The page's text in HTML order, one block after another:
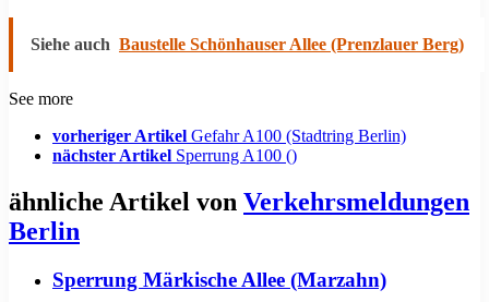
Siehe auch Baustelle Schönhauser Allee (Prenzlauer Berg)
See more
vorheriger Artikel Gefahr A100 (Stadtring Berlin)
nächster Artikel Sperrung A100 ()
ähnliche Artikel von Verkehrsmeldungen
Berlin
Sperrung Märkische Allee (Marzahn)